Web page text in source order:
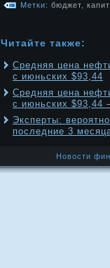
Метки: бюджет
Читайте также:
Средняя цена
с июньских $93,44
Средняя цена
с июньских
Эксперты:
последние 3
Новости